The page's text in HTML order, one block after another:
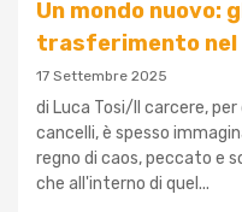
Un mondo nuovo:
trasferimento nel
17 Settembre 2025
di Luca Tosi/Il carcere,
cancelli, è spesso
regno di caos, peccato e
che all'interno di quel...